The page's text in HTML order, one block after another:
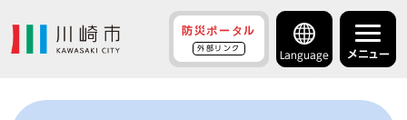
防災ポータル
外部リンク
Language メニュー